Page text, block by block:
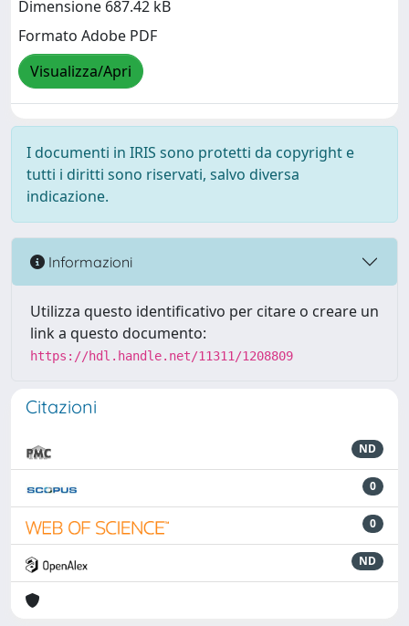
Dimensione 687.42 kB
Formato Adobe PDF
Visualizza/Apri
I documenti in IRIS sono protetti da copyright e
tutti i diritti sono riservati, salvo diversa
indicazione.
Informazioni
Utilizza questo identificativo per citare o creare un
link a questo documento:
https://hdl.handle.net/11311/1208809
Citazioni
ND
0
0
ND